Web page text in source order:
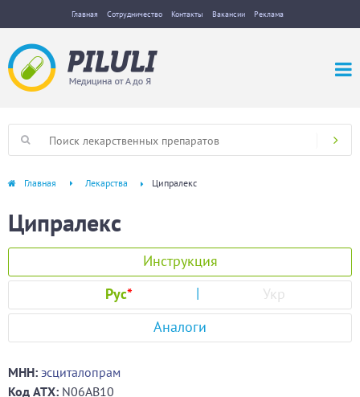
Главная Сотрудничество Контакты Вакансии Реклама
Главная Лекарства Ципралекс
Ципралекс
Инструкция
Рус*
Укр
Аналоги
МНН: эсциталопрам
Код ATХ: N06AB10